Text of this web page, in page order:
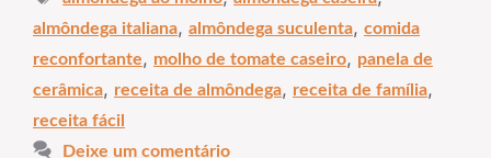
almôndega italiana, almôndega suculenta, comida
reconfortante, molho de tomate caseiro, panela de
cerâmica, receita de almôndega, receita de família,
receita fácil
Deixe um comentário